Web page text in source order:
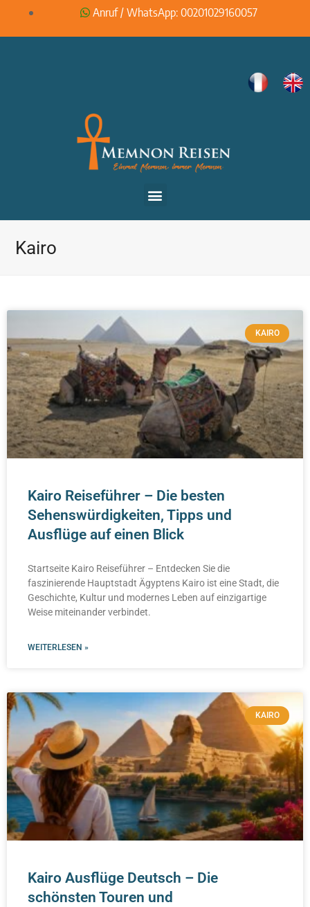
Anruf / WhatsApp: 00201029160057
Kairo
KAIRO
Kairo Reiseführer – Die besten
Sehenswürdigkeiten, Tipps und
Ausflüge auf einen Blick
Startseite Kairo Reiseführer – Entdecken Sie die
faszinierende Hauptstadt Ägyptens Kairo ist eine Stadt, die
Geschichte, Kultur und modernes Leben auf einzigartige
Weise miteinander verbindet.
WEITERLESEN »
KAIRO
Kairo Ausflüge Deutsch – Die
schönsten Touren und